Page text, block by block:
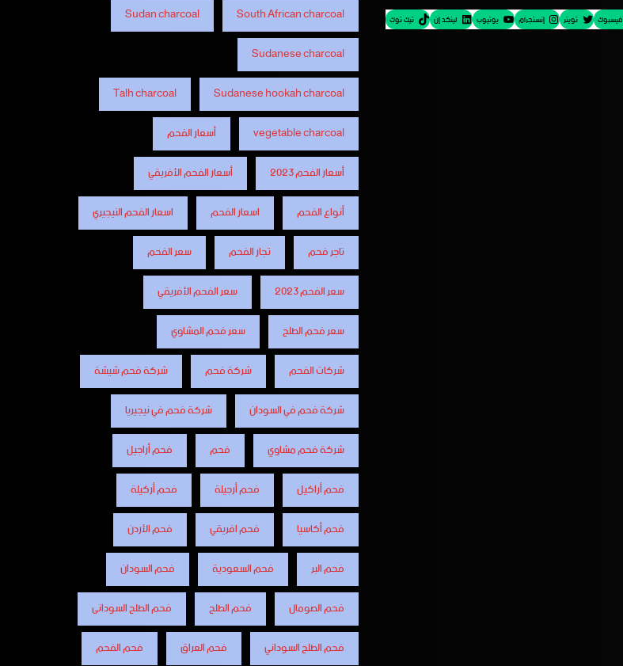
فيسبوك تويتر إنستجرام يوتيوب لينكد إن تيك توك
South African charcoal
Sudan charcoal
Sudanese charcoal
Sudanese hookah charcoal
Talh charcoal
vegetable charcoal
أسعار الفحم
أسعار الفحم 2023
أسعار الفحم الأفريقي
أنواع الفحم
اسعار الفحم
اسعار الفحم النيجيري
تاجر فحم
تجار الفحم
سعر الفحم
سعر الفحم 2023
سعر الفحم الأفريقي
سعر فحم الطلح
سعر فحم المشاوي
شركات الفحم
شركة فحم
شركة فحم شيشة
شركة فحم في السودان
شركة فحم في نيجيريا
شركة فحم مشاوي
فحم
فحم أراجيل
فحم أراكيل
فحم أرجيلة
فحم أركيلة
فحم أكاسيا
فحم افريقي
فحم الأردن
فحم البر
فحم السعودية
فحم السودان
فحم الصومال
فحم الطلح
فحم الطلح السودانى
فحم الطلح السوداني
فحم العراق
فحم الفحم